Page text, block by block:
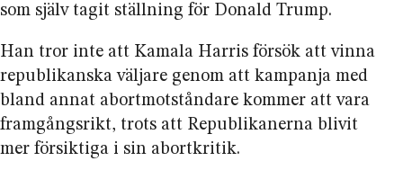
som själv tagit ställning för Donald Trump.
Han tror inte att Kamala Harris försök att vinna
republikanska väljare genom att kampanja med
bland annat abort­motståndare kommer att vara
framgångsrikt, trots att Republikanerna blivit
mer försiktiga i sin abortkritik.